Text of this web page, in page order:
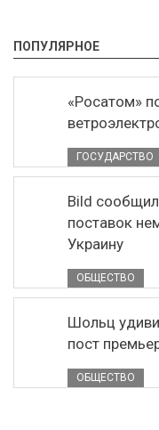
ПОПУЛЯРНОЕ
«Росатом»
ГОСУДАРСТВО
Bild
поставок
Украину
ОБЩЕСТВО
Шольц
пост
ОБЩЕСТВО